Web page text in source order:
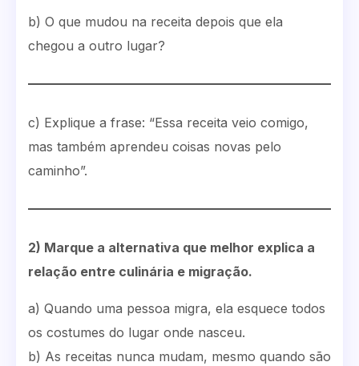
b) O que mudou na receita depois que ela
chegou a outro lugar?
c) Explique a frase: “Essa receita veio comigo,
mas também aprendeu coisas novas pelo
caminho”.
2) Marque a alternativa que melhor explica a
relação entre culinária e migração.
a) Quando uma pessoa migra, ela esquece todos
os costumes do lugar onde nasceu.
b) As receitas nunca mudam, mesmo quando são